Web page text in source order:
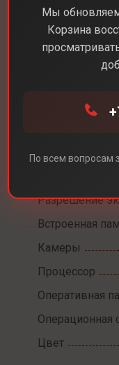
Разрешение
Встроенная
Камеры
Процессор
Оперативная
Операционная
Цвет
Мы
Корзина
По всем вопросам